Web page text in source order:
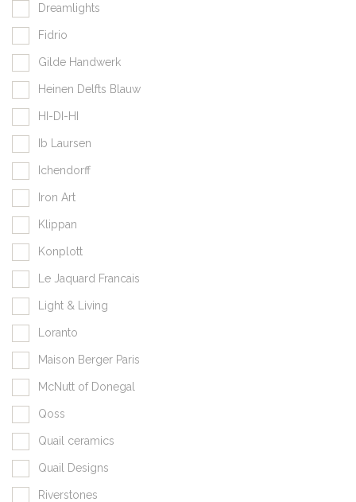
Dreamlights
Fidrio
Gilde Handwerk
Heinen Delfts Blauw
HI-DI-HI
Ib Laursen
Ichendorff
Iron Art
Klippan
Konplott
Le Jaquard Francais
Light & Living
Loranto
Maison Berger Paris
McNutt of Donegal
Qoss
Quail ceramics
Quail Designs
Riverstones